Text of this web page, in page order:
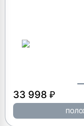
33 998 ₽